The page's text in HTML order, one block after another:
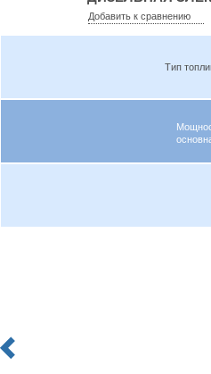
Добавить к сравнению
Тип